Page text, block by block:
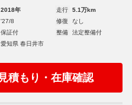
2018年 走行
5.1万km
'27/8 修復
なし
保証付 整備
法定整備付
愛知県 春日井市
見積もり・在庫確認